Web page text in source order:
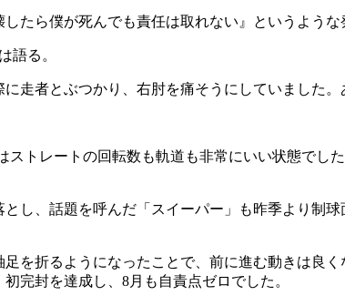
たら僕が死んでも責任は取れない』というよう
語る。
走者とぶつかり、右肘を痛そうにしていました。
トレートの回転数も軌道も非常にいい状態でし
し、話題を呼んだ「スイーパー」も昨季より制
を折るようになったことで、前に進む動きは良
完封を達成し、8月も自責点ゼロでした。